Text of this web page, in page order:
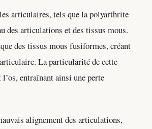
articulaires, tels que la polyarthrite
des articulations et des tissus mous.
des tissus mous fusiformes, créant
La particularité de cette
entraînant ainsi une perte
alignement des articulations,